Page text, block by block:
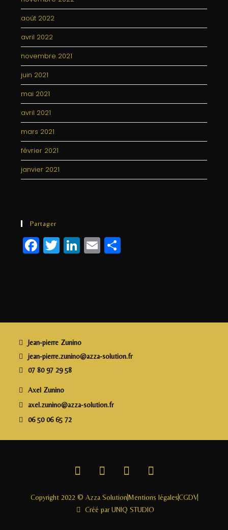
août 2022
avril 2022
novembre 2021
juin 2021
mai 2021
avril 2021
mars 2021
février 2021
janvier 2021
Partager
F
a
o
o
k
T
w
Li
n
n
E
m
e
Jean-pierre Zunino
jean-pierre.zunino@azza-solution.fr
07 80 97 29 58
Axel Zunino
axel.zunino@azza-solution.fr
06 50 06 65 72
Copyright 2022 © Azza SolutionMentions légalesCGDV
Créé par UNIQ STUDIO